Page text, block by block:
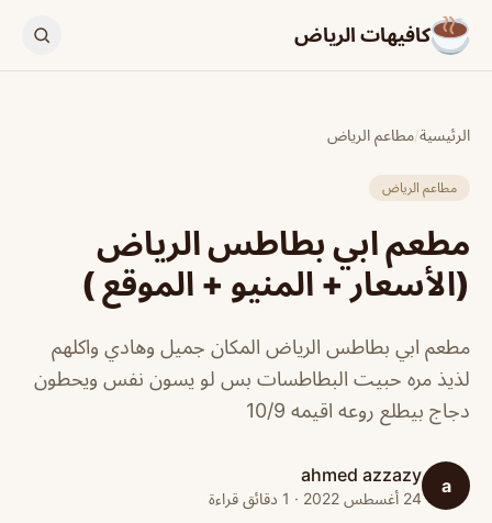
كافيهات الرياض
الرئيسية/مطاعم الرياض
مطاعم الرياض
مطعم ابي بطاطس الرياض
(الأسعار + المنيو + الموقع )
مطعم ابي بطاطس الرياض المكان جميل وهادي واكلهم
لذيذ مره حبيت البطاطسات بس لو يسون نفس ويحطون
دجاج بيطلع روعه اقيمه 10/9
a
ahmed azzazy
24 أغسطس 2022 · 1 دقائق قراءة